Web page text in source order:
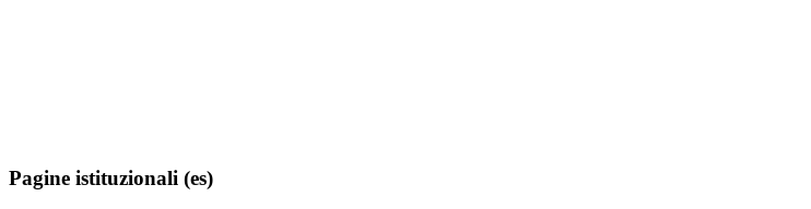
Pagine istituzionali (es)